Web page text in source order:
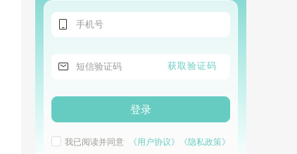

 获取验证码
登录
我已阅读并同意 《用户协议》 《隐私政策》